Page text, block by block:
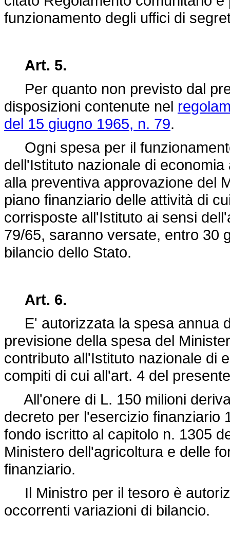
funzionamento degli uffici di
Art. 5.
Per quanto non previsto dal
disposizioni contenute nel
del 15 giugno 1965, n. 79.
Ogni spesa per il
dell'Istituto nazionale di
alla preventiva approvazione del
piano finanziario delle attività di
corrisposte all'Istituto ai sensi
79/65, saranno versate, entro 30
bilancio dello Stato.
Art. 6.
E' autorizzata la spesa annua
previsione della spesa del
contributo all'Istituto nazionale di
compiti di cui all'art. 4 del
All'onere di L. 150 milioni
decreto per l'esercizio finanziario
fondo iscritto al capitolo n. 1305
Ministero dell'agricoltura e delle
finanziario.
Il Ministro per il tesoro è
occorrenti variazioni di bilancio.